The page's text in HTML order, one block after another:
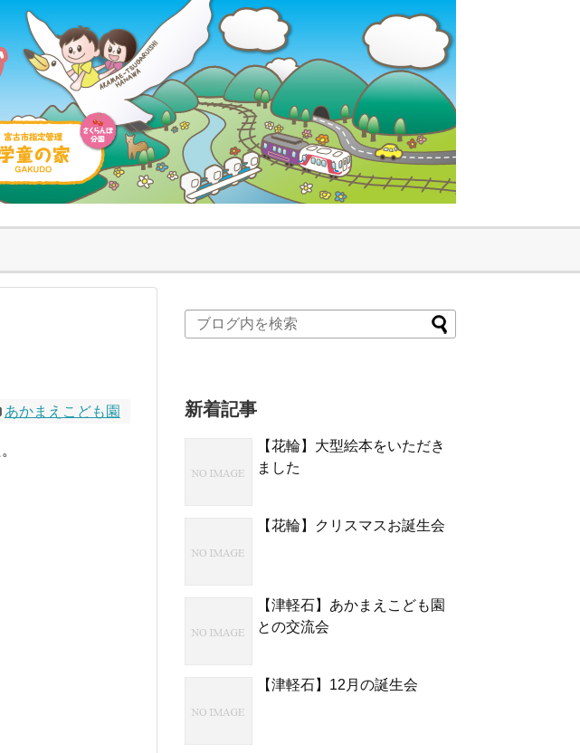
あかまえこども園 新着記事
【花輪】大型絵本をいただき
ました
【花輪】クリスマスお誕生会
【津軽石】あかまえこども園
との交流会
【津軽石】12月の誕生会